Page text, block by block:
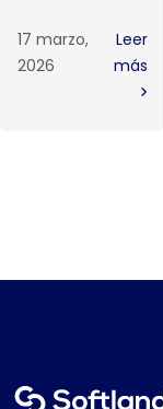
17 marzo,
2026
Leer
más